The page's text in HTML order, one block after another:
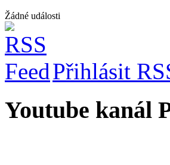
Žádné události
Přihlásit
Youtube kanál